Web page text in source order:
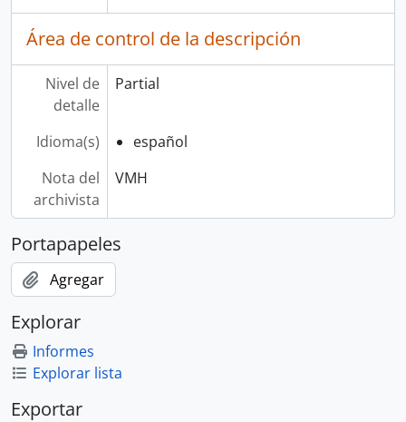
Área de control de la descripción
Nivel de
detalle
Partial
Idioma(s)
español
Nota del
archivista
VMH
Portapapeles
Agregar
Explorar
Informes
Explorar lista
Exportar